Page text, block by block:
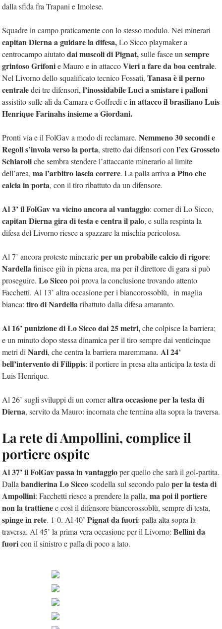
dalla sfida fra Trapani e Imolese.
Squadre in campo praticamente con lo stesso modulo. Nei minerari
capitan Dierna a guidare la difesa,Lo Sicco playmaker a
centrocampo aiutatodai muscoli di Pignat,sulle fasce un sempre
grintoso Grifonie Mauro e in attaccoVieri a fare da boa centrale.
Nel Livorno dello squalificato tecnico Fossati, Tanasa è il perno
centraledei tre difensori, l’inossidabile Luci a smistare i palloni
assistito sulle ali da Camara e Goffredi ein attacco il brasiliano Luis
Henrique Farinahs insieme a Giordani.
Pronti via e il FolGav a modo di reclamare. Nemmeno 30 secondi e
Regoli s’invola verso la porta, stretto dai difensori con l’ex Grosseto
Schiaroliche sembra stendere l’attaccante minerario al limite
dell’area, ma l’arbitro lascia correre. La palla arriva a Pino che
calcia in porta, con il tiro ribattuto da un difensore.
Al 3’ il FolGav va vicino ancora al vantaggio: corner di Lo Sicco,
capitan Dierna gira di testa e centra il palo, e sulla respinta la
difesa del Livorno riesce a spazzare la mischia pericolosa.
Al 7’ ancora proteste minerarieper un probabile calcio di rigore:
Nardellafinisce giù in piena area, ma per il direttore di gara si può
proseguire. Lo Siccopoi prova la conclusione trovando attento
Facchetti. Al 13’ altra occasione per i biancorossoblù, in maglia
bianca: tiro di Nardellaribattuto dalla difesa amaranto.
Al 16’ punizione di Lo Sicco dai 25 metri,che colpisce la barriera;
e un minuto dopo stessa dinamica per il tiro sempre dai venticinque
metri di Nardi, che centra la barriera maremmana. Al 24’
bell’intervento di Filippis: il portiere in presa alta anticipa la testa di
Luis Henrique.
Al 26’ sugli sviluppi di un corneraltra occasione per la testa di
Dierna, servito da Mauro: incornata che termina alta sopra la traversa.
La rete di Ampollini, complice il
portiere ospite
Al 37’ il FolGav passa in vantaggioper quello che sarà il gol-partita.
Dalla bandierina Lo Siccoscodella sul secondo paloper la testa di
Ampollini: Facchetti riesce a prendere la palla, ma poi il portiere
non la trattienee così il difensore biancorossoblù, sempre di testa,
spinge in rete. 1-0. Al 40’ Pignat da fuori: palla alta sopra la
traversa. Al 45’ la prima vera occasione per il Livorno: Bellini da
fuoricon il sinistro e palla di poco a lato.